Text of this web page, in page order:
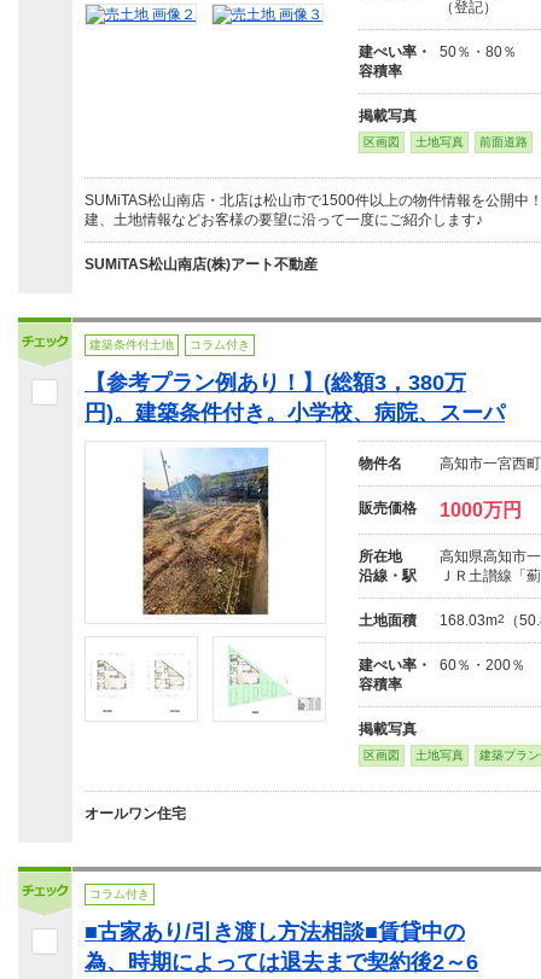
（登記）
建ぺい率・
容積率
50％・80％
掲載写真
区画図 土地写真 前面道路
SUMiTAS松山南店・北店は松山市で1500件以上の物件情報を公開
建、土地情報などお客様の要望に沿って一度にご紹介します♪
SUMiTAS松山南店(株)アート不動産
建築条件付土地 コラム付き
【参考プラン例あり！】(総額3，380万
円)。建築条件付き。小学校、病院、スーパ
物件名 高知市一宮西町
販売価格 1000万円
所在地
高知県高知市
沿線・駅
ＪＲ土讃線「
土地面積 168.03m2 （
建ぺい率・
容積率
60％・200％
掲載写真
区画図 土地写真 建築プラ
オールワン住宅
コラム付き
■古家あり/引き渡し方法相談■賃貸中の
為、時期によっては退去まで契約後2～6